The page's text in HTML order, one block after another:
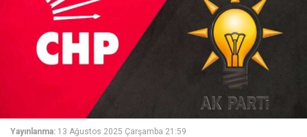
Yayınlanma: 13 Ağustos 2025 Çarşamba 21:59